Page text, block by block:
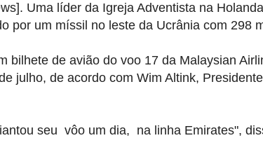
]. Uma líder da Igreja Adventista na Holanda
por um míssil no leste da Ucrânia com 298
bilhete de avião do voo 17 da Malaysian
julho, de acordo com Wim Altink,
seu vôo um dia, na linha Emirates",